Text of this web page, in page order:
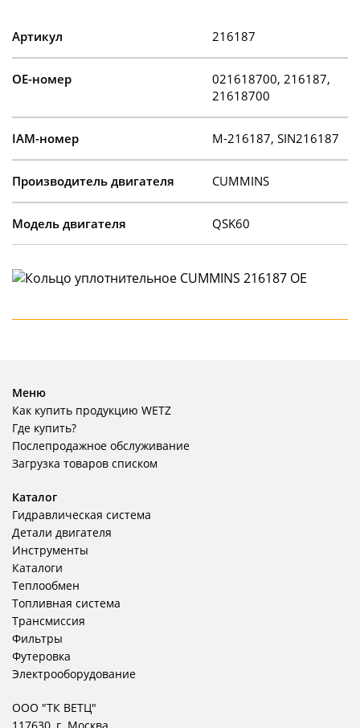
Артикул 216187
OE-номер
021618700, 216187,
21618700
IAM-номер M-216187, SIN216187
Производитель двигателя CUMMINS
Модель двигателя QSK60
Меню
Как купить продукцию WETZ
Где купить?
Послепродажное обслуживание
Загрузка товаров списком
Каталог
Гидравлическая система
Детали двигателя
Инструменты
Каталоги
Теплообмен
Топливная система
Трансмиссия
Фильтры
Футеровка
Электрооборудование
ООО "ТК ВЕТЦ"